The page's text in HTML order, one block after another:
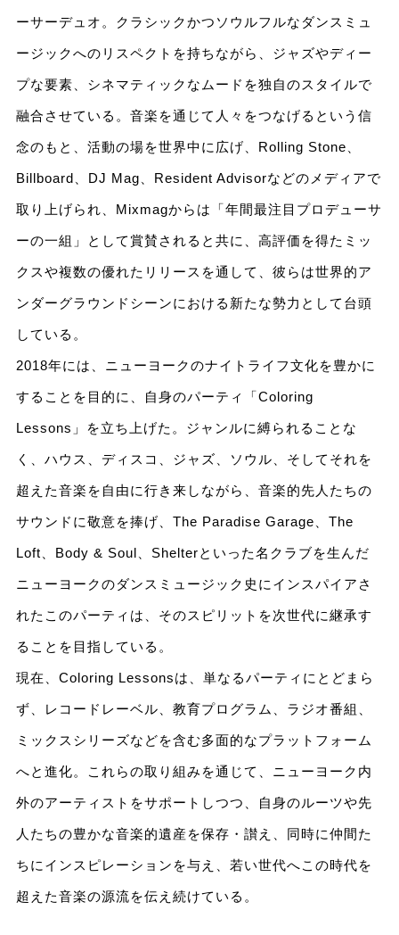
ーサーデュオ。クラシックかつソウルフルなダンスミュ
ージックへのリスペクトを持ちながら、ジャズやディー
プな要素、シネマティックなムードを独自のスタイルで
融合させている。音楽を通じて人々をつなげるという信
念のもと、活動の場を世界中に広げ、Rolling Stone、
Billboard、DJ Mag、Resident Advisorなどのメディアで
取り上げられ、Mixmagからは「年間最注目プロデューサ
ーの一組」として賞賛されると共に、高評価を得たミッ
クスや複数の優れたリリースを通して、彼らは世界的ア
ンダーグラウンドシーンにおける新たな勢力として台頭
している。
2018年には、ニューヨークのナイトライフ文化を豊かに
することを目的に、自身のパーティ「Coloring
Lessons」を立ち上げた。ジャンルに縛られることな
く、ハウス、ディスコ、ジャズ、ソウル、そしてそれを
超えた音楽を自由に行き来しながら、音楽的先人たちの
サウンドに敬意を捧げ、The Paradise Garage、The
Loft、Body & Soul、Shelterといった名クラブを生んだ
ニューヨークのダンスミュージック史にインスパイアさ
れたこのパーティは、そのスピリットを次世代に継承す
ることを目指している。
現在、Coloring Lessonsは、単なるパーティにとどまら
ず、レコードレーベル、教育プログラム、ラジオ番組、
ミックスシリーズなどを含む多面的なプラットフォーム
へと進化。これらの取り組みを通じて、ニューヨーク内
外のアーティストをサポートしつつ、自身のルーツや先
人たちの豊かな音楽的遺産を保存・讃え、同時に仲間た
ちにインスピレーションを与え、若い世代へこの時代を
超えた音楽の源流を伝え続けている。